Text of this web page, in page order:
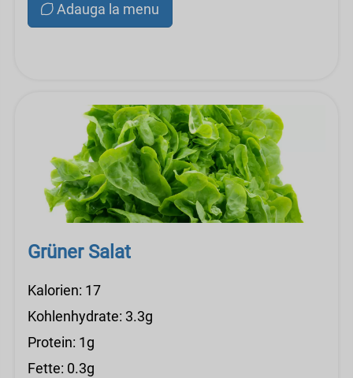
Adauga la menu
Grüner Salat
Kalorien: 17
Kohlenhydrate: 3.3g
Protein: 1g
Fette: 0.3g